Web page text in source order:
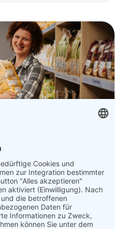
Cafe
Getränke,
Handwerk, Honig,
& Gemüse, Süßes &